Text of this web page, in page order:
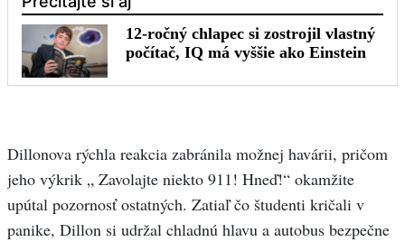
Dillonova rýchla reakcia zabránila možnej havárii, pričom
jeho výkrik „ Zavolajte niekto 911! Hneď!“ okamžite
upútal pozornosť ostatných. Zatiaľ čo študenti kričali v
panike, Dillon si udržal chladnú hlavu a autobus bezpečne